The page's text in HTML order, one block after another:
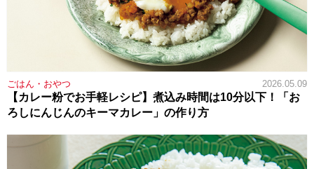
ごはん・おやつ 2026.05.09
【カレー粉でお手軽レシピ】煮込み時間は10分以下！「お
ろしにんじんのキーマカレー」の作り方